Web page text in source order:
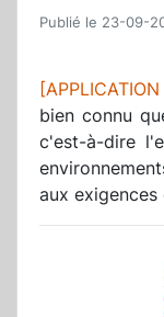
Publié le 23-09-
bien connu
c'est-à-dire
aux exigences